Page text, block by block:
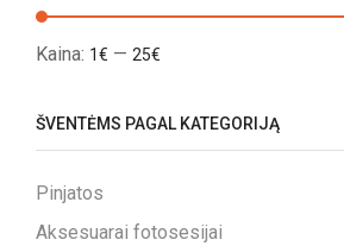
Kaina: 1€ — 25€
ŠVENTĖMS PAGAL KATEGORIJĄ
Pinjatos
Aksesuarai fotosesijai